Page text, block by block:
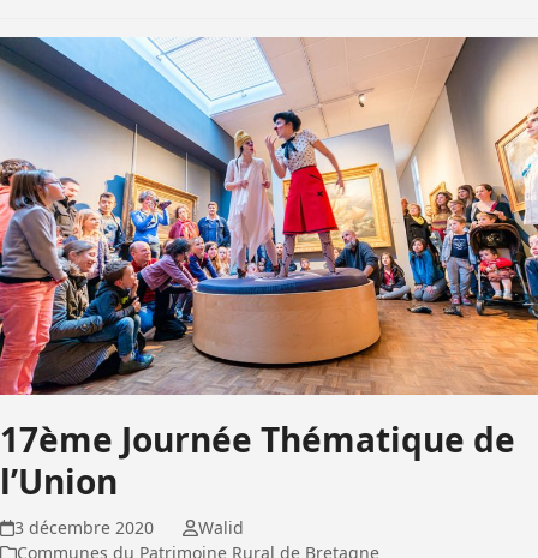
17ème Journée Thématique de
l’Union
3 décembre 2020
Walid
Communes du Patrimoine Rural de Bretagne